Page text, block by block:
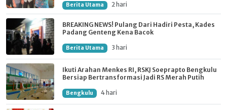
Berita Utama 2 hari
BREAKING NEWS! Pulang Dari Hadiri Pesta, Kades
Padang Genteng Kena Bacok
Berita Utama 3 hari
Ikuti Arahan Menkes RI, RSKJ Soeprapto Bengkulu
Bersiap Bertransformasi Jadi RS Merah Putih
Bengkulu 4 hari